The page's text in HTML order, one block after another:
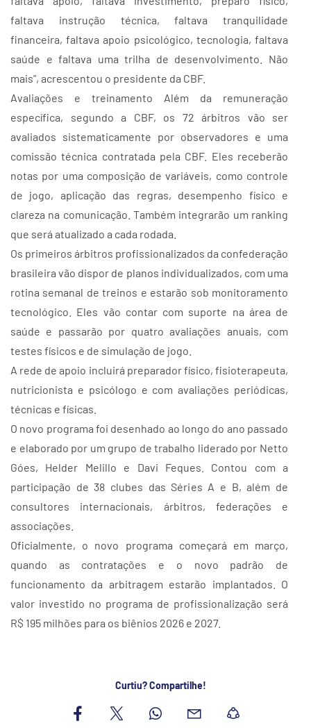
faltava instrução técnica, faltava tranquilidade
financeira, faltava apoio psicológico, tecnologia, faltava
saúde e faltava uma trilha de desenvolvimento. Não
mais", acrescentou o presidente da CBF.
Avaliações e treinamento Além da remuneração
específica, segundo a CBF, os 72 árbitros vão ser
avaliados sistematicamente por observadores e uma
comissão técnica contratada pela CBF. Eles receberão
notas por uma composição de variáveis, como controle
de jogo, aplicação das regras, desempenho físico e
clareza na comunicação. Também integrarão um ranking
que será atualizado a cada rodada.
Os primeiros árbitros profissionalizados da confederação
brasileira vão dispor de planos individualizados, com uma
rotina semanal de treinos e estarão sob monitoramento
tecnológico. Eles vão contar com suporte na área de
saúde e passarão por quatro avaliações anuais, com
testes físicos e de simulação de jogo.
A rede de apoio incluirá preparador físico, fisioterapeuta,
nutricionista e psicólogo e com avaliações periódicas,
técnicas e físicas.
O novo programa foi desenhado ao longo do ano passado
e elaborado por um grupo de trabalho liderado por Netto
Góes, Helder Melillo e Davi Feques. Contou com a
participação de 38 clubes das Séries A e B, além de
consultores internacionais, árbitros, federações e
associações.
Oficialmente, o novo programa começará em março,
quando as contratações e o novo padrão de
funcionamento da arbitragem estarão implantados. O
valor investido no programa de profissionalização será
R$ 195 milhões para os biênios 2026 e 2027.
Curtiu? Compartilhe!